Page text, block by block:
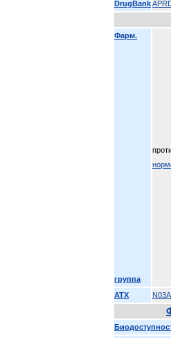
DrugBank
Фарм.
группа
АТХ